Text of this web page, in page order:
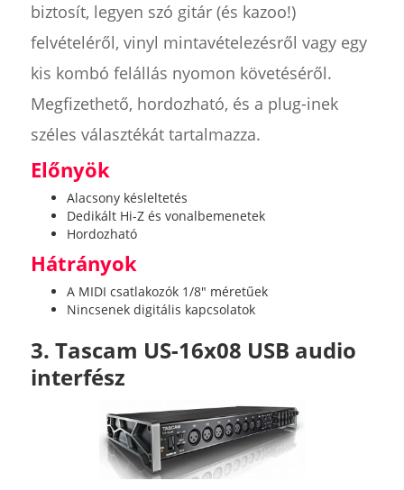
biztosít, legyen szó gitár (és kazoo!)
felvételéről, vinyl mintavételezésről vagy egy
kis kombó felállás nyomon követéséről.
Megfizethető, hordozható, és a plug-inek
széles választékát tartalmazza.
Előnyök
Alacsony késleltetés
Dedikált Hi-Z és vonalbemenetek
Hordozható
Hátrányok
A MIDI csatlakozók 1/8" méretűek
Nincsenek digitális kapcsolatok
3. Tascam US-16x08 USB audio
interfész